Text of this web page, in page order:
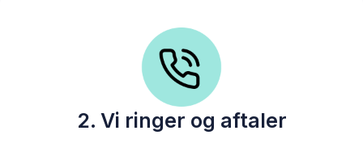
2. Vi ringer og aftaler